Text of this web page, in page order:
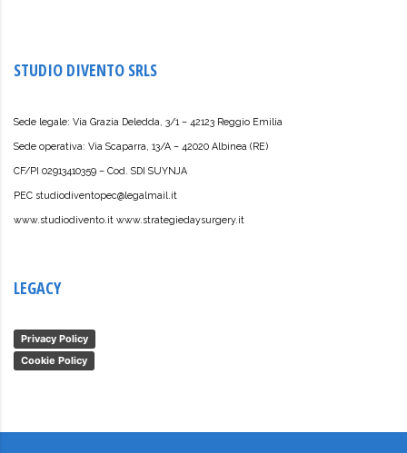
STUDIO DIVENTO SRLS
Sede legale: Via Grazia Deledda, 3/1 – 42123 Reggio Emilia
Sede operativa: Via Scaparra, 13/A – 42020 Albinea (RE)
CF/PI 02913410359 – Cod. SDI SUYNJA
PEC studiodiventopec@legalmail.it
www.studiodivento.it www.strategiedaysurgery.it
LEGACY
Privacy Policy
Cookie Policy